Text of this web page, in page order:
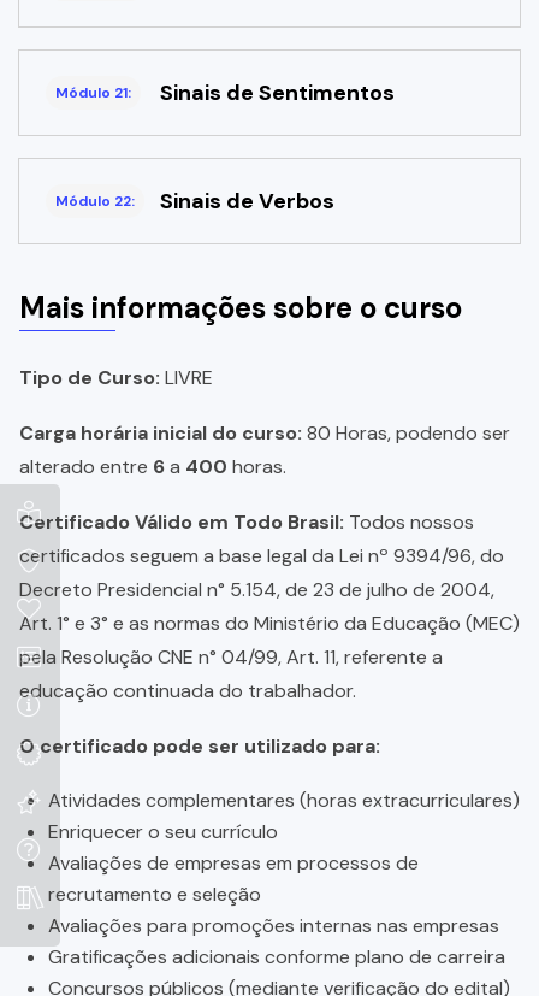
Módulo 21: Sinais de Sentimentos
Módulo 22: Sinais de Verbos
Mais informações sobre o curso
Tipo de Curso: LIVRE
Carga horária inicial do curso: 80 Horas, podendo ser
alterado entre 6a 400 horas.
Certificado Válido em Todo Brasil: Todos nossos
certificados seguem a base legal da Lei nº 9394/96, do
Decreto Presidencial n° 5.154, de 23 de julho de 2004,
Art. 1° e 3° e as normas do Ministério da Educação (MEC)
pela Resolução CNE n° 04/99, Art. 11, referente a
educação continuada do trabalhador.
O certificado pode ser utilizado para:
Atividades complementares (horas extracurriculares)
Enriquecer o seu currículo
Avaliações de empresas em processos de
recrutamento e seleção
Avaliações para promoções internas nas empresas
Gratificações adicionais conforme plano de carreira
Concursos públicos (mediante verificação do edital)